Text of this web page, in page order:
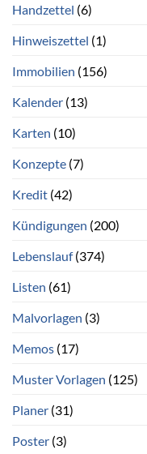
Handzettel (6)
Hinweiszettel (1)
Immobilien (156)
Kalender (13)
Karten (10)
Konzepte (7)
Kredit (42)
Kündigungen (200)
Lebenslauf(374)
Listen (61)
Malvorlagen (3)
Memos (17)
Muster Vorlagen (125)
Planer (31)
Poster (3)